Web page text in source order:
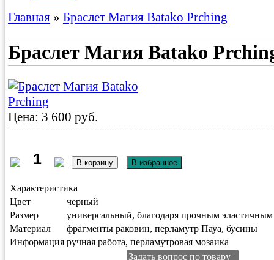
Главная » Браслет Магия Batako Prching
Браслет Магия Batako
Цена: 3 600 руб.
Характеристика
Цвет
черный
Размер
универсальный, благодаря прочным
Материал
фрагменты раковин, перламутр Пауа, бусины
Информация ручная работа, перламутровая мозаика
Задать вопрос по товару